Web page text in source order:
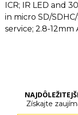
ICR; IR LED and
in micro SD/
service; 2.8-12mm
Získajte